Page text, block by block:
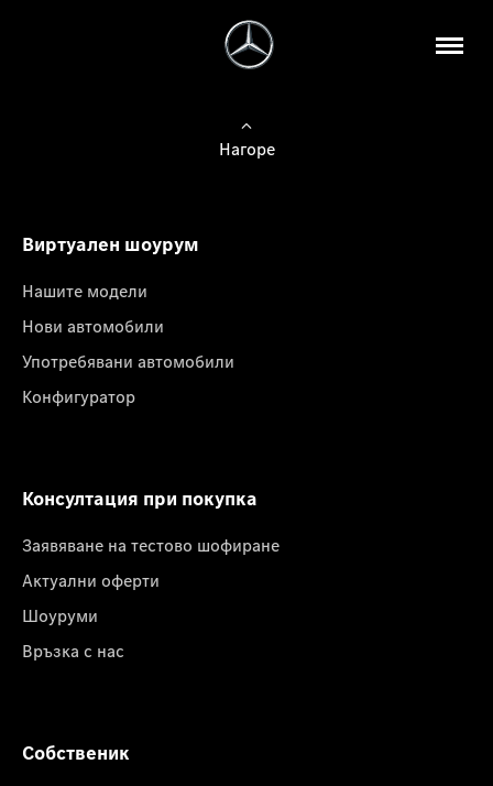
Нагоре
Виртуален шоурум
Нашите модели
Нови автомобили
Употребявани автомобили
Конфигуратор
Консултация при покупка
Заявяване на тестово шофиране
Актуални оферти
Шоуруми
Връзка с нас
Собственик